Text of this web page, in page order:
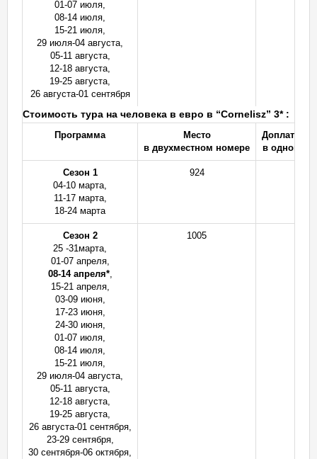
01-07 июля,
08-14 июля,
15-21 июля,
29 июля-04 августа,
05-11 августа,
12-18 августа,
19-25 августа,
26 августа-01 сентября
Стоимость тура на человека в евро в “Cornelisz” 3* :
Программа
Место
в двухместном номере
Доплата за
в
Сезон 1
04-10 марта,
11-17 марта,
18-24 марта
924
Сезон 2
25 -31марта,
01-07 апреля,
08-14 апреля*,
15-21 апреля,
03-09 июня,
17-23 июня,
24-30 июня,
01-07 июля,
08-14 июля,
15-21 июля,
29 июля-04 августа,
05-11 августа,
12-18 августа,
19-25 августа,
26 августа-01 сентября,
23-29 сентября,
30 сентября-06 октября,
1005